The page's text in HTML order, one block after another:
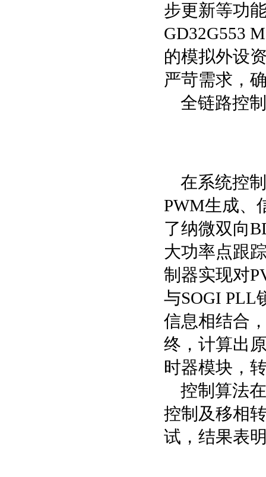
步更新等功
GD32G553
的模拟外设
严苛需求，
全链路控
在系统控
PWM生成、
了纳微双向
大功率点跟
制器实现对
与SOGI PLL
信息相结合
终，计算出
时器模块，
控制算法
控制及移相
试，结果表